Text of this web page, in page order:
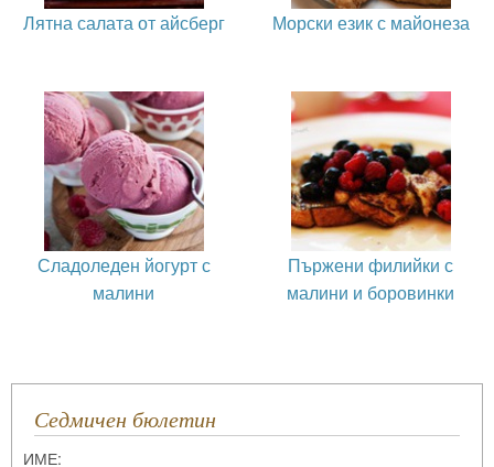
Лятна салата от айсберг Морски език с майонеза
Сладоледен йогурт с
малини
Пържени филийки с
малини и боровинки
Седмичен бюлетин
ИМЕ: